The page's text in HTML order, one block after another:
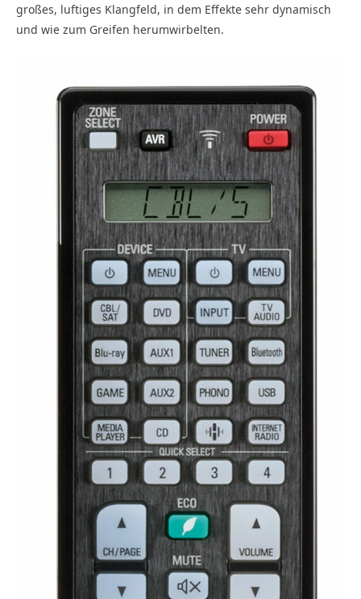
großes, luftiges Klangfeld, in dem Effekte sehr dynamisch
und wie zum Greifen herumwirbelten.